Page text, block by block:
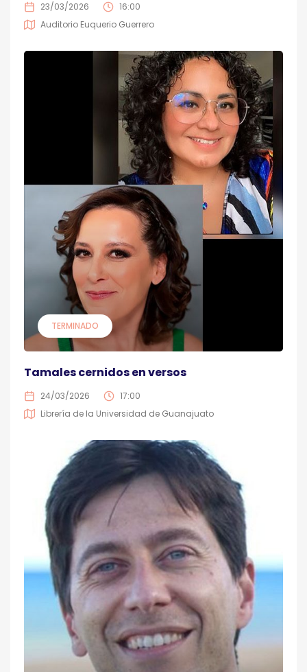
23/03/2026
16:00
Auditorio Euquerio Guerrero
TERMINADO
Tamales cernidos en versos
24/03/2026
17:00
Librería de la Universidad de Guanajuato